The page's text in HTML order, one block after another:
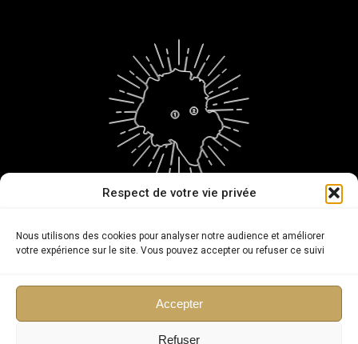
Respect de votre vie privée
Nous utilisons des cookies pour analyser notre audience et améliorer
votre expérience sur le site. Vous pouvez accepter ou refuser ce suivi
Accepter
Refuser
Plan du site